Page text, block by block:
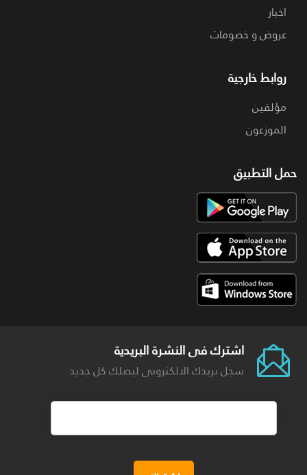
اخبار
عروض و خصومات
روابط خارجية
مؤلفين
الموزعون
حمل التطبيق
اشترك فى النشرة البريدية
سجل بريدك الالكترونى ليصلك كل جديد